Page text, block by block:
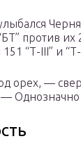
против их
“Т-III” и “Т-
орех, —
—